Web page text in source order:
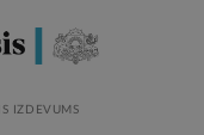
IZDEVUMS